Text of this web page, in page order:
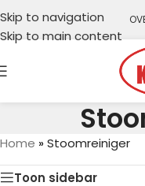
Skip to navigation
Skip to main content
Home »Stoomreiniger
Toon sidebar